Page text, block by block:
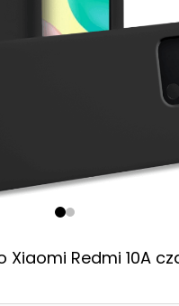
Xiaomi Redmi 10A